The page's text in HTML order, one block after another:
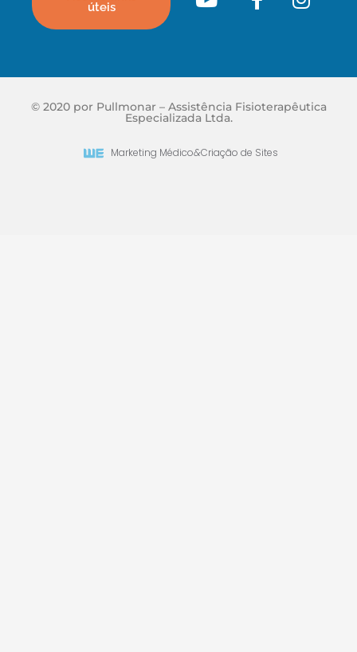
úteis
© 2020 por Pullmonar – Assistência Fisioterapêutica
Especializada Ltda.
Marketing Médico&Criação de Sites